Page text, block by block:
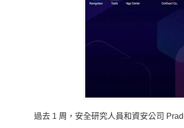
過去 1 周，安全研究人員和資安公司